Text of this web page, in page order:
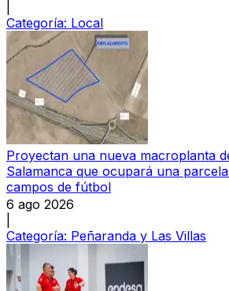
Categoría: Local
Proyectan una nueva macroplanta
Salamanca que ocupará una
campos de fútbol
6 ago 2026
Categoría: Peñaranda y Las Villas